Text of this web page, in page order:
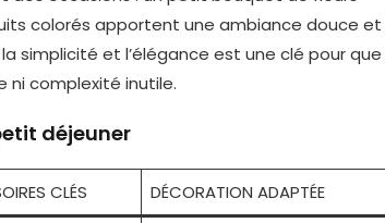
colorés apportent une ambiance douce et
simplicité et l’élégance est une clé pour que
ni complexité inutile.
déjeuner
CLÉS DÉCORATION ADAPTÉE